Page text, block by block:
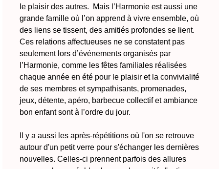
le plaisir des autres. Mais l’Harmonie est aussi une
grande famille où l’on apprend à vivre ensemble, où
des liens se tissent, des amitiés profondes se lient.
Ces relations affectueuses ne se constatent pas
seulement lors d’événements organisés par
l’Harmonie, comme les fêtes familiales réalisées
chaque année en été pour le plaisir et la convivialité
de ses membres et sympathisants, promenades,
jeux, détente, apéro, barbecue collectif et ambiance
bon enfant sont à l’ordre du jour.
Il y a aussi les après-répétitions où l'on se retrouve
autour d'un petit verre pour s'échanger les dernières
nouvelles. Celles-ci prennent parfois des allures